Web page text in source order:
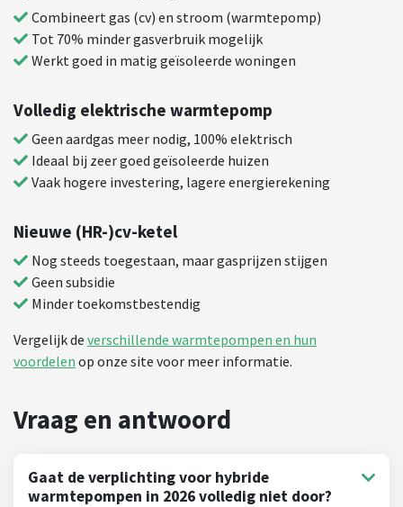
Combineert gas (cv) en stroom (warmtepomp)
Tot 70% minder gasverbruik mogelijk
Werkt goed in matig geïsoleerde woningen
Volledig elektrische warmtepomp
Geen aardgas meer nodig, 100% elektrisch
Ideaal bij zeer goed geïsoleerde huizen
Vaak hogere investering, lagere energierekening
Nieuwe (HR-)cv-ketel
Nog steeds toegestaan, maar gasprijzen stijgen
Geen subsidie
Minder toekomstbestendig
Vergelijk de verschillende warmtepompen en hun
voordelen op onze site voor meer informatie.
Gaat de verplichting voor hybride
warmtepompen in 2026 volledig niet door?